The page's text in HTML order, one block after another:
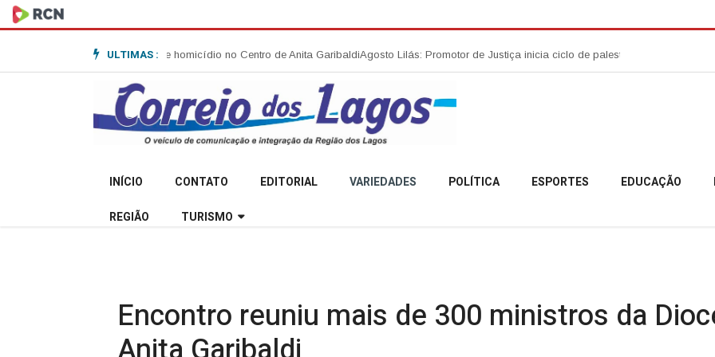
ULTIMAS :
sobre tentativa de homicídio no Centro de Anita GaribaldiAgosto Lilás: Promotor de Justiça inicia ciclo de palestras sobre combate à violência
INÍCIO CONTATO EDITORIAL VARIEDADES POLÍTICA ESPORTES EDUCAÇÃO
REGIÃO TURISMO
Encontro reuniu mais de 300 ministros da